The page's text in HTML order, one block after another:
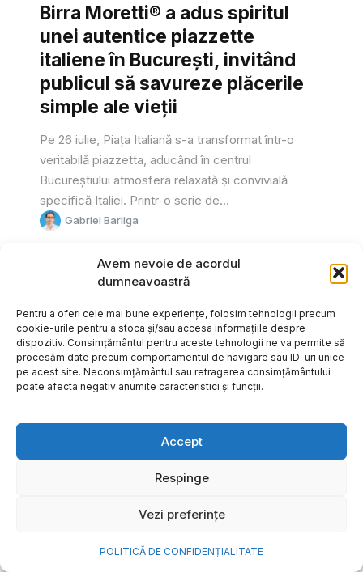
Avem nevoie de acordul
dumneavoastră
Pentru a oferi cele mai bune experiențe, folosim tehnologii precum
cookie-urile pentru a stoca și/sau accesa informațiile despre
dispozitiv. Consimțământul pentru aceste tehnologii ne va permite să
procesăm date precum comportamentul de navigare sau ID-uri unice
pe acest site. Neconsimțământul sau retragerea consimțământului
poate afecta negativ anumite caracteristici și funcții.
Accept
Respinge
Vezi preferințe
POLITICĂ DE CONFIDENȚIALITATE
Birra Moretti® a adus spiritul
unei autentice piazzette
italiene în București, invitând
publicul să savureze plăcerile
simple ale vieții
Pe 26 iulie, Piața Italiană s-a transformat într-o
veritabilă piazzetta, aducând în centrul
Bucureștiului atmosfera relaxată și convivială
specifică Italiei. Printr-o serie de...
Gabriel Barliga
frumoase amintiri ale verii într-
o bijuterie Pandora pe care o